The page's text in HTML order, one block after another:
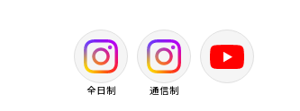
全日制 通信制